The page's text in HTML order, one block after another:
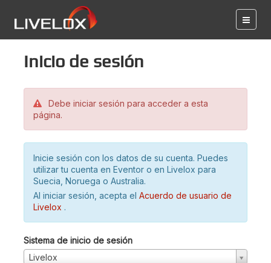
Inicio de sesión
Debe iniciar sesión para acceder a esta
página.
Inicie sesión con los datos de su cuenta. Puedes
utilizar tu cuenta en Eventor o en Livelox para
Suecia, Noruega o Australia.
Al iniciar sesión, acepta el Acuerdo de usuario de
Livelox .
Sistema de inicio de sesión
Livelox